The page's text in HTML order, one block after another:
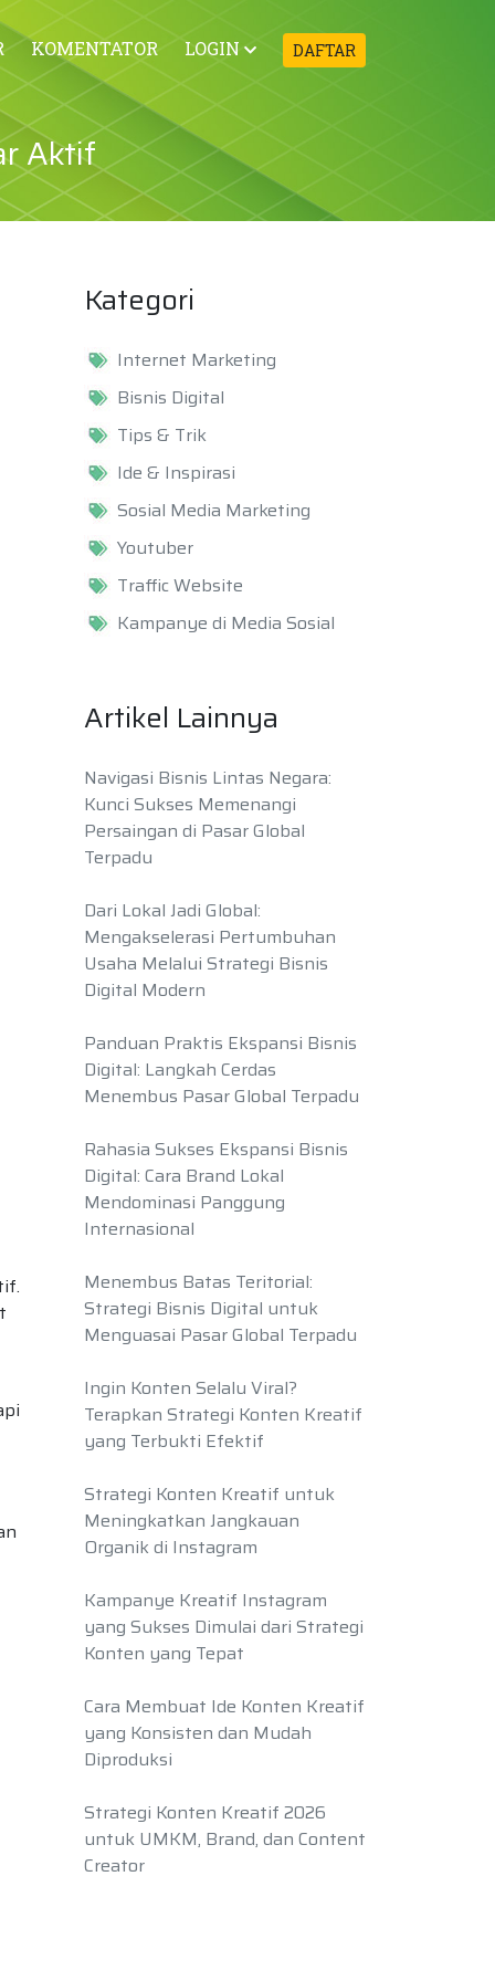
KOMENTATOR LOGIN DAFTAR
Aktif
Kategori
Internet Marketing
Bisnis Digital
Tips & Trik
Ide & Inspirasi
Sosial Media Marketing
Youtuber
Traffic Website
Kampanye di Media Sosial
Artikel Lainnya
Navigasi Bisnis Lintas Negara:
Kunci Sukses Memenangi
Persaingan di Pasar Global
Terpadu
Dari Lokal Jadi Global:
Mengakselerasi Pertumbuhan
Usaha Melalui Strategi Bisnis
Digital Modern
Panduan Praktis Ekspansi Bisnis
Digital: Langkah Cerdas
Menembus Pasar Global Terpadu
Rahasia Sukses Ekspansi Bisnis
Digital: Cara Brand Lokal
Mendominasi Panggung
Internasional
Menembus Batas Teritorial:
Strategi Bisnis Digital untuk
Menguasai Pasar Global Terpadu
Ingin Konten Selalu Viral?
Terapkan Strategi Konten Kreatif
yang Terbukti Efektif
Strategi Konten Kreatif untuk
Meningkatkan Jangkauan
Organik di Instagram
Kampanye Kreatif Instagram
yang Sukses Dimulai dari Strategi
Konten yang Tepat
Cara Membuat Ide Konten Kreatif
yang Konsisten dan Mudah
Diproduksi
Strategi Konten Kreatif 2026
untuk UMKM, Brand, dan Content
Creator